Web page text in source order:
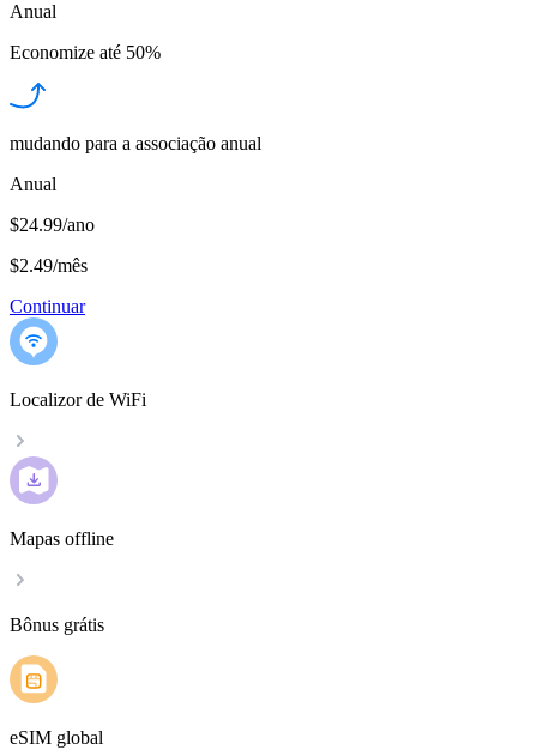
Anual
Economize até 50%
mudando para a associação anual
Anual
$24.99/ano
$2.49/mês
Continuar
Localizor de WiFi
Mapas offline
Bônus grátis
eSIM global